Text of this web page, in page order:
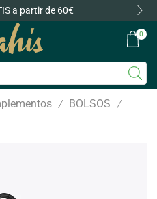
a partir de 60€
0
/ BOLSOS /